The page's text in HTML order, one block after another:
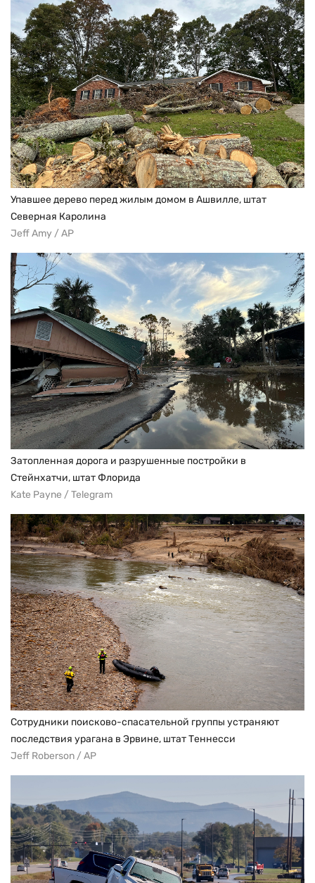
Упавшее дерево перед жилым домом в Ашвилле, штат
Северная Каролина
Jeff Amy / AP
Затопленная дорога и разрушенные постройки в
Стейнхатчи, штат Флорида
Kate Payne / Telegram
Сотрудники поисково-спасательной группы устраняют
последствия урагана в Эрвине, штат Теннесси
Jeff Roberson / AP